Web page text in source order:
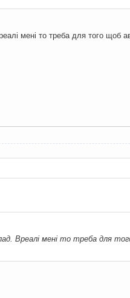
мені то треба для того щоб
Вреалі мені то треба для